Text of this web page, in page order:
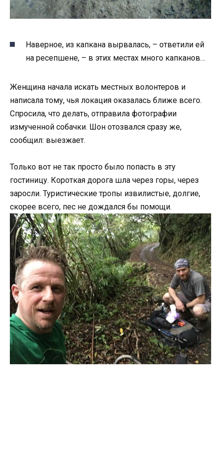
Наверное, из капкана вырвалась, – ответили ей
на ресепшене, – в этих местах много капканов…
Женщина начала искать местных волонтеров и
написала тому, чья локация оказалась ближе всего.
Спросила, что делать, отправила фотографии
измученной собачки. Шон отозвался сразу же,
сообщил: выезжает.
Только вот не так просто было попасть в эту
гостиницу. Короткая дорога шла через горы, через
заросли. Туристические тропы извилистые, долгие,
скорее всего, пес не дождался бы помощи.